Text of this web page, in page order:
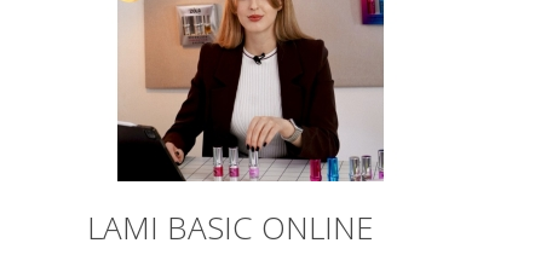
LAMI BASIC ONLINE